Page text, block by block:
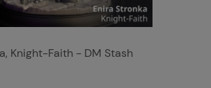
Knight-Faith - DM Stash